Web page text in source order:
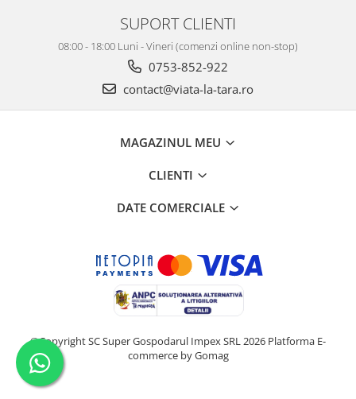
SUPORT CLIENTI
08:00 - 18:00 Luni - Vineri (comenzi online non-stop)
0753-852-922
contact@viata-la-tara.ro
MAGAZINUL MEU
CLIENTI
DATE COMERCIALE
©Copyright SC Super Gospodarul Impex SRL 2026 Platforma E-
commerce by Gomag